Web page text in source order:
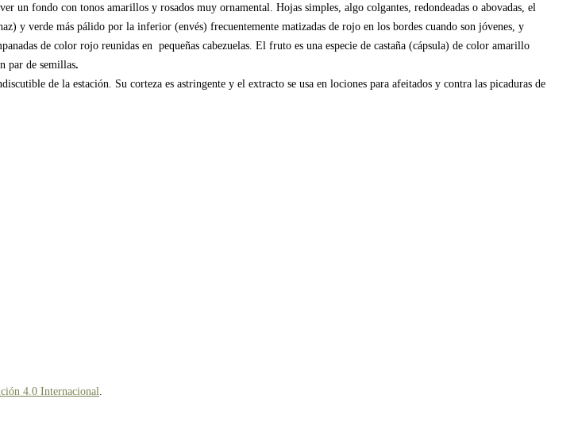
un fondo con tonos amarillos y rosados muy ornamental. Hojas simples, algo colgantes, redondeadas o abovadas, el
y verde más pálido por la inferior (envés) frecuentemente matizadas de rojo en los bordes cuando son jóvenes, y
de color rojo reunidas en pequeñas cabezuelas. El fruto es una especie de castaña (cápsula) de color amarillo
par de semillas.
de la estación. Su corteza es astringente y el extracto se usa en lociones para afeitados y contra las picaduras de
4.0 Internacional